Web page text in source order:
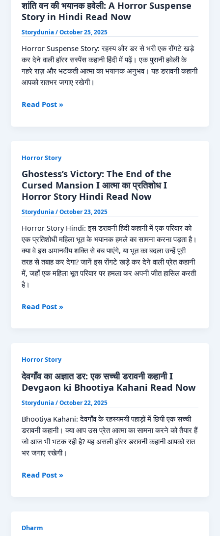
अमावस्या
की
Read
Now
शांति वन की भयानक हवेली: A Horror Suspense
Story in Hindi Read Now
Storydunia/October 25, 2025
Horror Suspense Story: रहस्य और डर से भरी एक रोंगटे खड़े
कर देने वाली हॉरर सस्पेंस कहानी हिंदी में पढ़ें। एक पुरानी हवेली के
गहरे राज़ और भटकती आत्मा का भयानक अनुभव। यह डरावनी कहानी
आपको रातभर जगाए रखेगी।
शांति
A
Horror
Suspense
Story
Hindi
Read
Now
Read Post »
Horror Story
Ghostess’s Victory: The End of the
Cursed Mansion I आत्मा का प्रतिशोध I
Horror Story Hindi Read Now
Storydunia/October 23, 2025
Horror Story Hindi: इस डरावनी हिंदी कहानी में एक परिवार को
एक प्रतिशोधी महिला भूत के भयानक हमले का सामना करना पड़ता है।
क्या वे इस अमानवीय शक्ति से बच पाएंगे, या भूत का बदला उन्हें पूरी
तरह से तबाह कर देगा? जानें इस रोंगटे खड़े कर देने वाली प्रेत कहानी
में, जहाँ एक महिला भूत परिवार पर हमला कर अपनी जीत हासिल करती
है।
Ghostess’s
the
Cursed
Mansion
आत्मा
का
प्रतिशोध
I
Horror
Hindi
Read Post »
Horror Story
देवगाँव का अज्ञात डर: एक सच्ची डरावनी कहानी I
Devgaon ki Bhootiya Kahani Read Now
Storydunia/October 22, 2025
Bhootiya Kahani: देवगाँव के रहस्यमयी पहाड़ों में छिपी एक सच्ची
डरावनी कहानी। क्या आप उस प्रेत आत्मा का सामना करने को तैयार हैं
जो आज भी भटक रही है? यह असली हॉरर डरावनी कहानी आपको रात
भर जगाए रखेगी।
देवगाँव
सच्ची
Read Post »
Dharm